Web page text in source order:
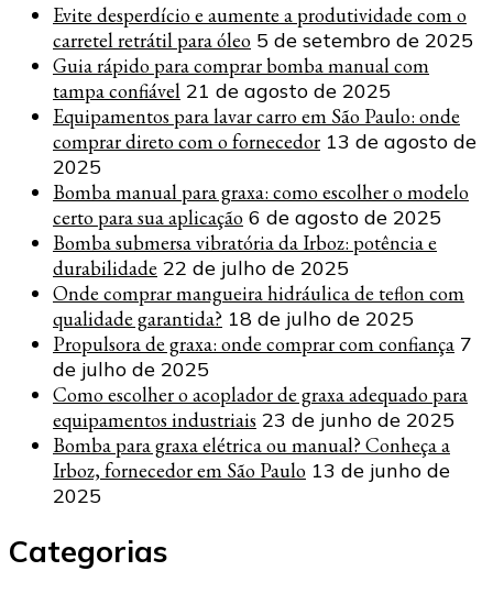
Evite desperdício e aumente a produtividade com o
carretel retrátil para óleo 5 de setembro de 2025
Guia rápido para comprar bomba manual com
tampa confiável 21 de agosto de 2025
Equipamentos para lavar carro em São Paulo: onde
comprar direto com o fornecedor 13 de agosto de
2025
Bomba manual para graxa: como escolher o modelo
certo para sua aplicação 6 de agosto de 2025
Bomba submersa vibratória da Irboz: potência e
durabilidade 22 de julho de 2025
Onde comprar mangueira hidráulica de teflon com
qualidade garantida? 18 de julho de 2025
Propulsora de graxa: onde comprar com confiança 7
de julho de 2025
Como escolher o acoplador de graxa adequado para
equipamentos industriais 23 de junho de 2025
Bomba para graxa elétrica ou manual? Conheça a
Irboz, fornecedor em São Paulo 13 de junho de
2025
Categorias